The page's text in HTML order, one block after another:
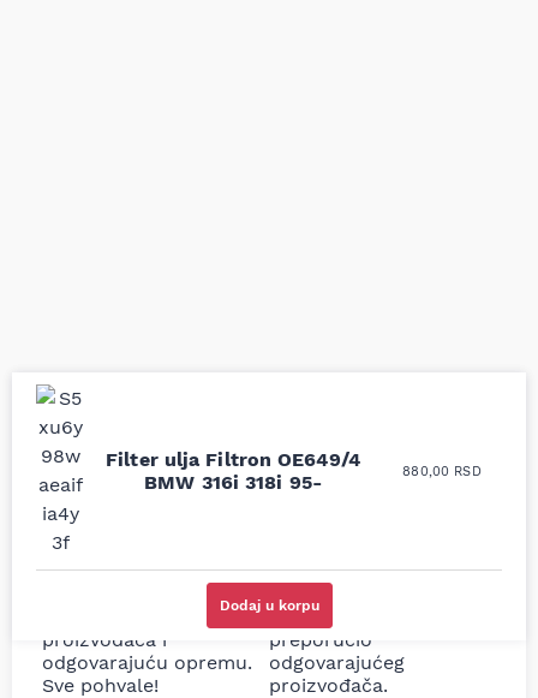
Filter ulja Filtron OE649/4
BMW 316i 318i 95-
880,00 RSD
Dodaj u korpu
Uporedila sam sve
moguće online
prodavnice auto delova
i definitivno najbolje
cene su ovde. Kupila
sam više puta auto
delove iz MD Auto. Uvek
dobra preporuka za
proizvođača i
odgovarajuću opremu.
Sve pohvale!
Odlična usluga i
ljubazni prodavci.
potreban za moju
Tojotu, ali me je Miloš
podsetio, istražio i
preporučio
odgovarajućeg
proizvođača.